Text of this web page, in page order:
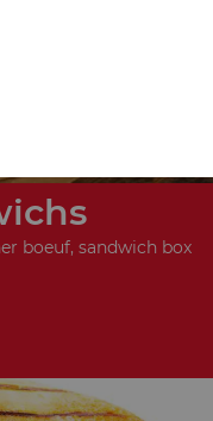
boeuf, sandwich box